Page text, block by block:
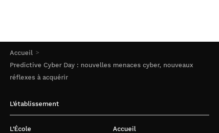
Accueil
Predictive Cyber Day : nouvelles menaces cyber, nouveaux
réflexes à acquérir
L’établissement
L’École
Accueil